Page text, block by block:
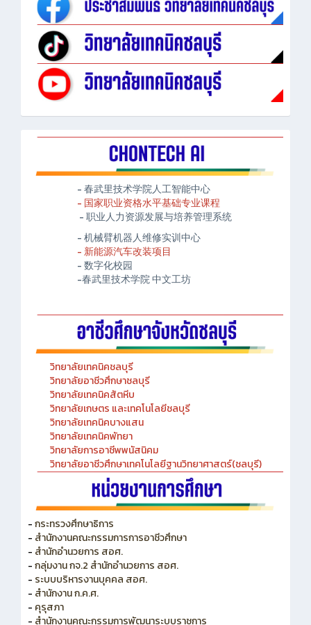
- 春武里技术学院人工智能中心
- 国家职业资格水平基础专业课程
- 职业人力资源发展与培养管理系统
- 机械臂机器人维修实训中心
- 新能源汽车改装项目
- 数字化校园
-春武里技术学院 中文工坊
วิทยาลัยเทคนิคชลบุรี
วิทยาลัยอาชีวศึกษาชลบุรี
วิทยาลัยเทคนิคสัตหีบ
วิทยาลัยเกษตร และเทคโนโลยีชลบุรี
วิทยาลัยเทคนิคบางแสน
วิทยาลัยเทคนิคพัทยา
วิทยาลัยการอาชีพพนัสนิคม
วิทยาลัยอาชีวศึกษาเทคโนโลยีฐานวิทยาศาสตร์(ชลบุรี)
กระทรวงศึกษาธิการ
สำนักงานคณะกรรมการการอาชีวศึกษา
สำนักอำนวยการ สอศ.
กลุ่มงาน กจ.2 สำนักอำนวยการ สอศ.
ระบบบริหารงานบุคคล สอศ.
สำนักงาน ก.ค.ศ.
คุรุสภา
สำนักงานคณะกรรมการพัฒนาระบบราชการ
สำนักงานคณะกรรมการข้าราชการพลเรือน